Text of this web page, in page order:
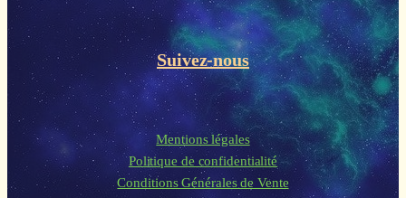
Suivez-nous
Mentions légales
Politique de confidentialité
Conditions Générales de Vente